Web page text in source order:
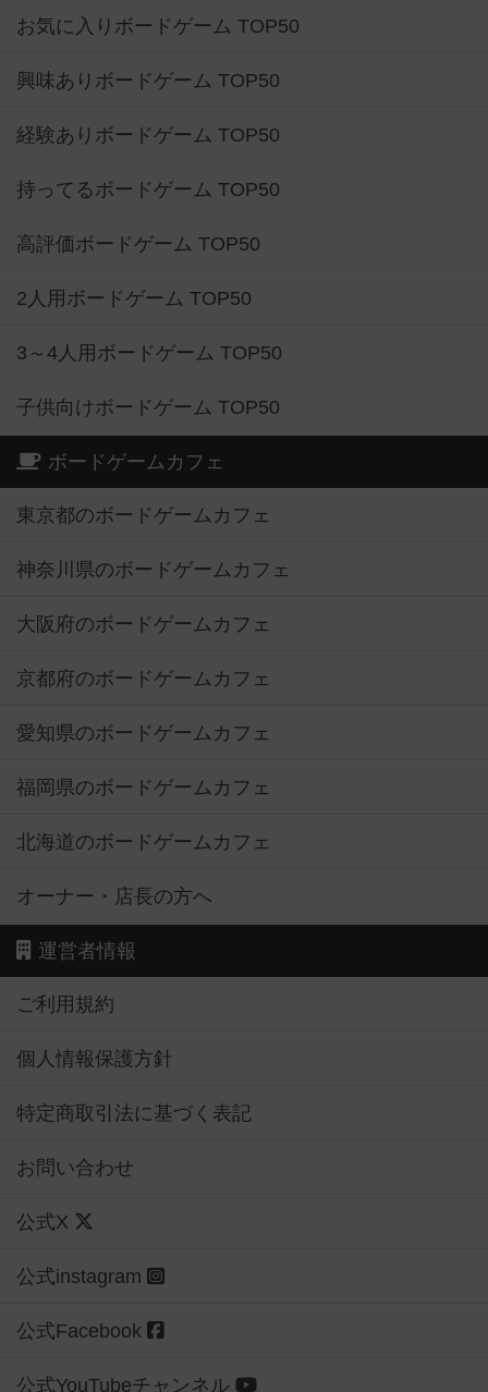
お気に入りボードゲーム TOP50
興味ありボードゲーム TOP50
経験ありボードゲーム TOP50
持ってるボードゲーム TOP50
高評価ボードゲーム TOP50
2人用ボードゲーム TOP50
3～4人用ボードゲーム TOP50
子供向けボードゲーム TOP50
ボードゲームカフェ
東京都のボードゲームカフェ
神奈川県のボードゲームカフェ
大阪府のボードゲームカフェ
京都府のボードゲームカフェ
愛知県のボードゲームカフェ
福岡県のボードゲームカフェ
北海道のボードゲームカフェ
オーナー・店長の方へ
運営者情報
ご利用規約
個人情報保護方針
特定商取引法に基づく表記
お問い合わせ
公式X
公式instagram
公式Facebook
公式YouTubeチャンネル